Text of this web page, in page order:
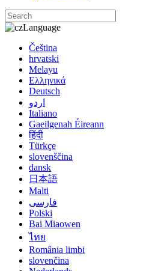
Language
Čeština
hrvatski
Melayu
Ελληνικά
Deutsch
اردو
Italiano
Gaeilgenah Éireann
हिंदी
Türkçe
slovenščina
dansk
日本語
Malti
فارسی
Polski
Bai Miaowen
ไทย
România limbi
slovenčina